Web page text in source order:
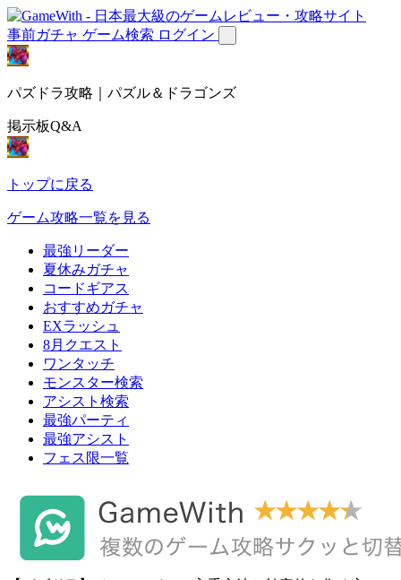
事前ガチャ ゲーム検索 ログイン
パズドラ攻略｜パズル＆ドラゴンズ
掲示板Q&A
トップに戻る
ゲーム攻略一覧を見る
最強リーダー
夏休みガチャ
コードギアス
おすすめガチャ
EXラッシュ
8月クエスト
ワンタッチ
モンスター検索
アシスト検索
最強パーティ
最強アシスト
フェス限一覧